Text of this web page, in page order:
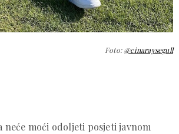
Foto:@cinaraysegull
neće moći odoljeti posjeti javnom